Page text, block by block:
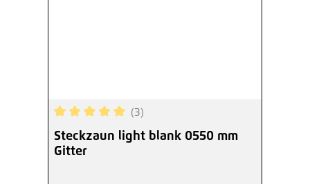
Durchschnittliche Bewertung von 5 von 5
(3)
Steckzaun light blank 0550 mm
Gitter